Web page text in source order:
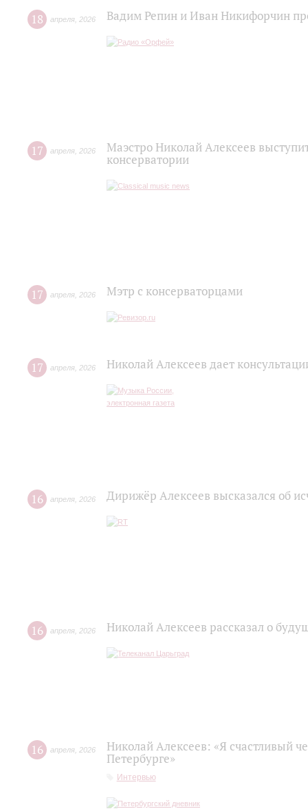
18 апреля 2026 Вадим Репин и Иван Никифорчин
17 апреля 2026
Маэстро Николай Алексеев
консерватории
17 апреля 2026 Мэтр с консерваторцами
17 апреля 2026 Николай Алексеев дает
16 апреля 2026 Дирижёр Алексеев высказался об
16 апреля 2026 Николай Алексеев рассказал о
16 апреля 2026
Николай Алексеев: «Я счастливый
Петербурге»
Интервью